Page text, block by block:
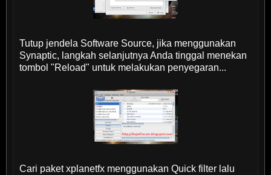
Tutup jendela Software Source, jika menggunakan
Synaptic, langkah selanjutnya Anda tinggal menekan
tombol "Reload" untuk melakukan penyegaran...
Cari paket xplanetfx menggunakan Quick filter lalu